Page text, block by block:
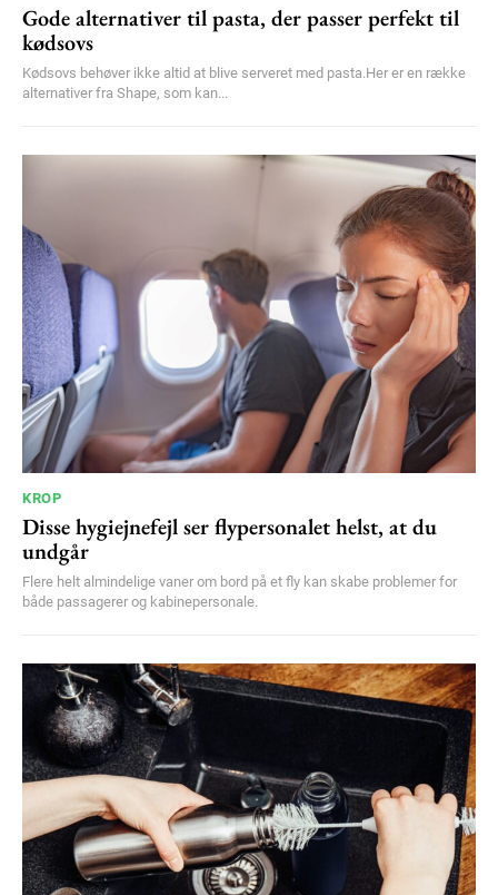
Gode alternativer til pasta, der passer perfekt til
kødsovs
Kødsovs behøver ikke altid at blive serveret med pasta.Her er en række
alternativer fra Shape, som kan...
KROP
Disse hygiejnefejl ser flypersonalet helst, at du
undgår
Flere helt almindelige vaner om bord på et fly kan skabe problemer for
både passagerer og kabinepersonale.